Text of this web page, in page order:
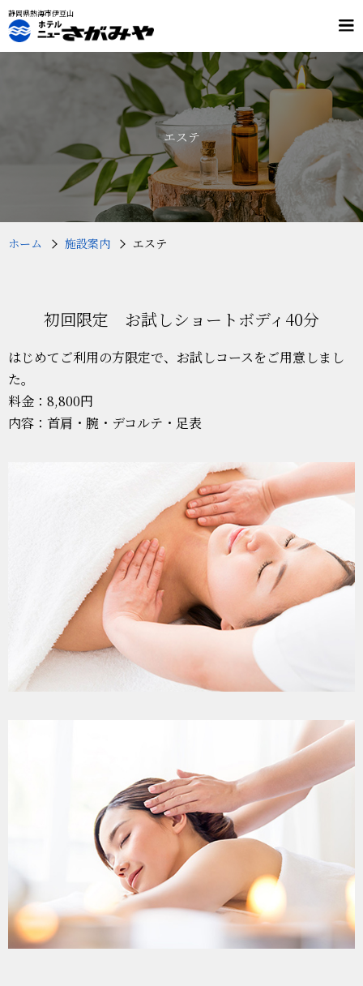
静岡県熱海市伊豆山
メ
ー
料理
施設案内
プラン・予約
フリーダイヤル
0120-803-532
（9：00～19：00）
エステ
ホーム 施設案内 エステ
初回限定 お試しショートボディ40分
はじめてご利用の方限定で、お試しコースをご用意しまし
た。
料金：8,800円
内容：首肩・腕・デコルテ・足表